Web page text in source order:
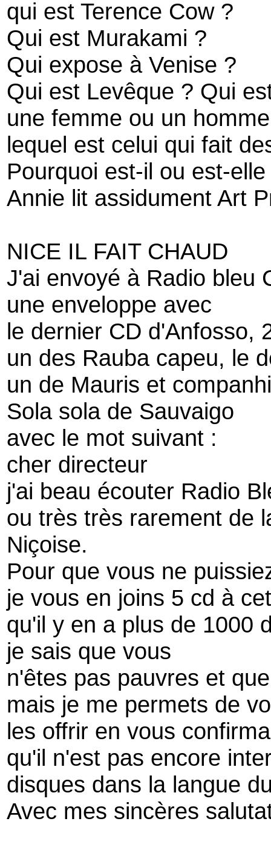
qui est Terence Cow ?
Qui est Murakami ?
Qui expose à Venise ?
Qui est Levêque ? Qui
une femme ou un
lequel est celui qui fait
Pourquoi est-il ou est-
Annie lit assidument Art
NICE IL FAIT CHAUD
J'ai envoyé à Radio bleu
une enveloppe avec
le dernier CD d'Anfosso,
un des Rauba capeu, le
un de Mauris et
Sola sola de Sauvaigo
avec le mot suivant :
cher directeur
j'ai beau écouter Radio
ou très très rarement de
Niçoise.
Pour que vous ne
je vous en joins 5 cd à
qu'il y en a plus de 1000
je sais que vous
n'êtes pas pauvres et
mais je me permets de
les offrir en vous
qu'il n'est pas encore
disques dans la langue
Avec mes sincères